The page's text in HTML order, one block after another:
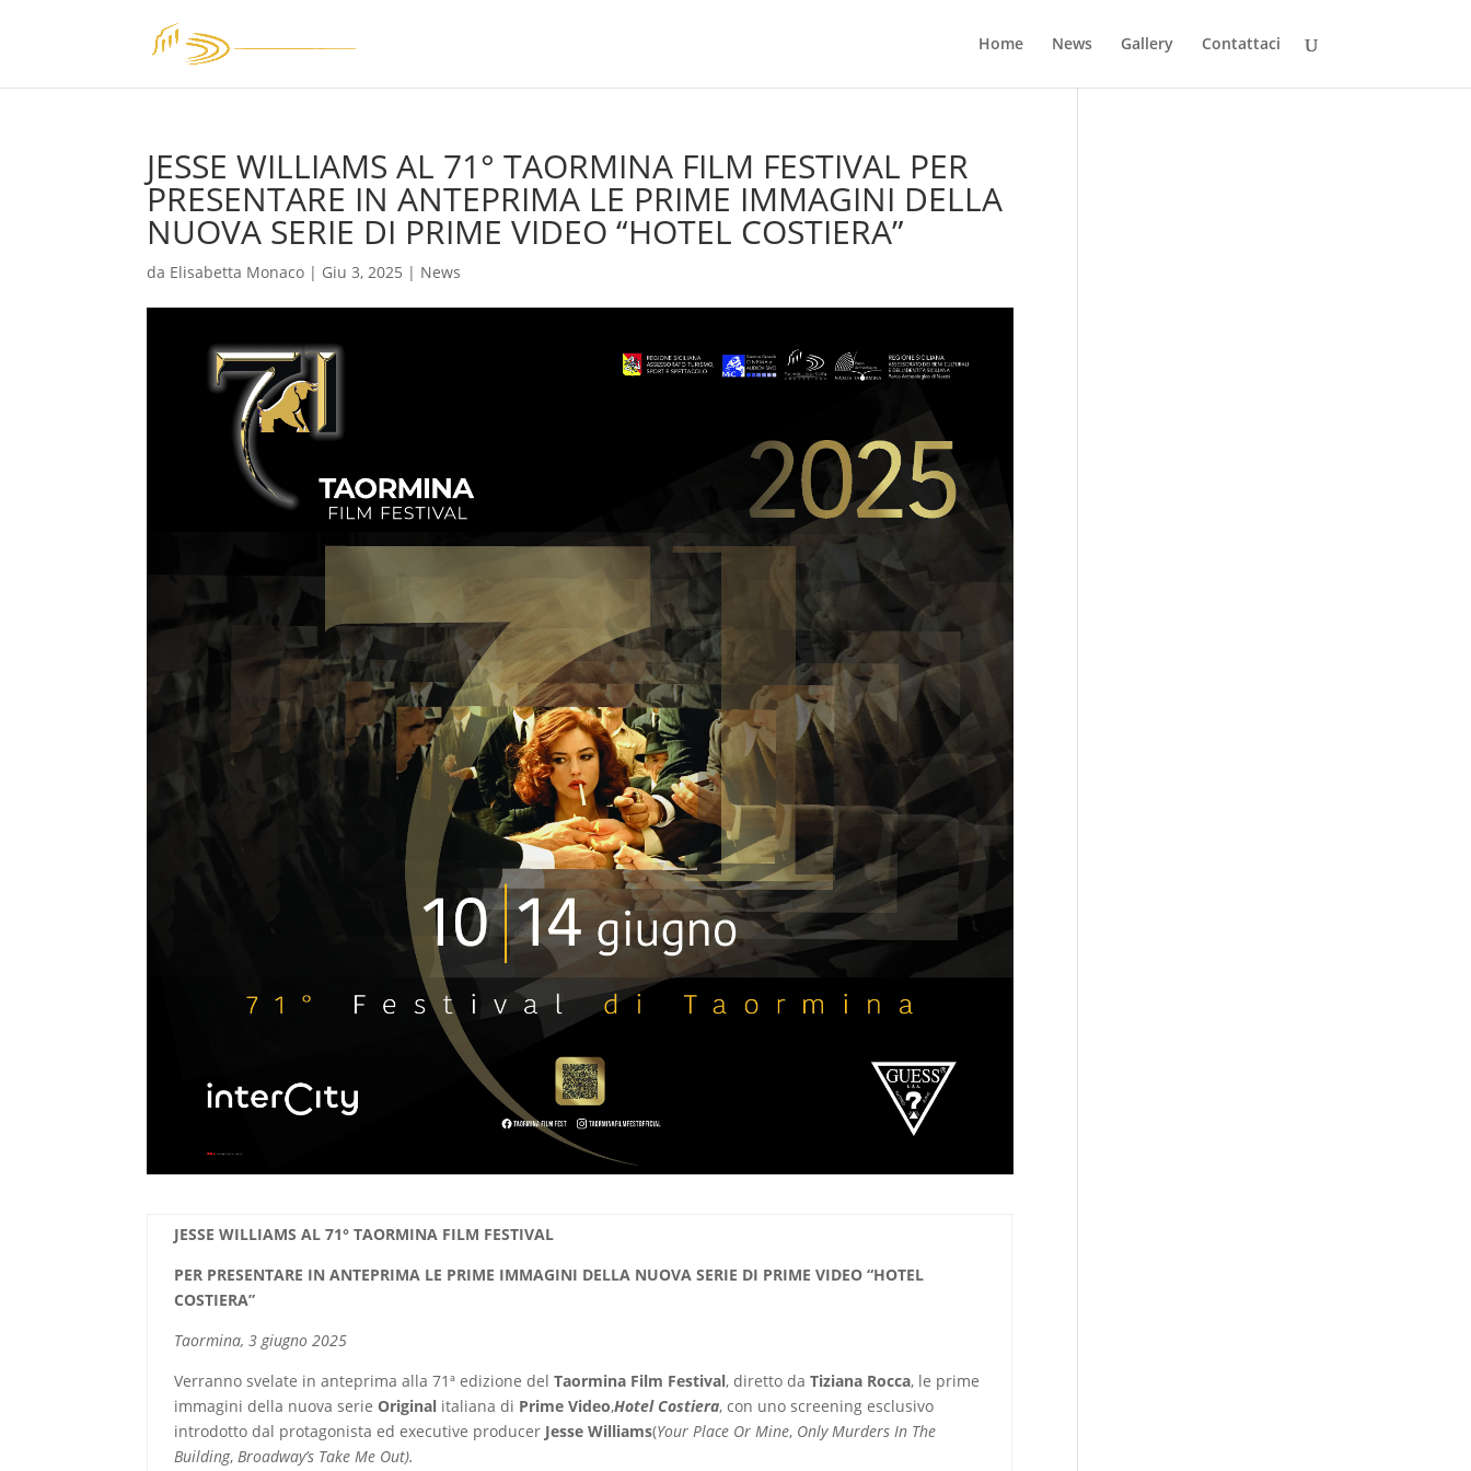
Home News Gallery Contattaci
JESSE WILLIAMS AL 71° TAORMINA FILM FESTIVAL PER
PRESENTARE IN ANTEPRIMA LE PRIME IMMAGINI DELLA
NUOVA SERIE DI PRIME VIDEO “HOTEL COSTIERA”
da Elisabetta Monaco | Giu 3, 2025 | News
JESSE WILLIAMS AL 71° TAORMINA FILM FESTIVAL
PER PRESENTARE IN ANTEPRIMA LE PRIME IMMAGINI DELLA NUOVA SERIE DI PRIME VIDEO “HOTEL
COSTIERA”
Taormina, 3 giugno 2025
Verranno svelate in anteprima alla 71ª edizione delTaormina Film Festival, diretto daTiziana Rocca, le prime
immagini della nuova serieOriginal italiana di Prime Video,Hotel Costiera, con uno screening esclusivo
introdotto dal protagonista ed executive producer Jesse Williams(Your Place Or Mine, Only Murders In The
Building, Broadway’s Take Me Out).